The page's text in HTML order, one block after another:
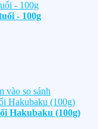
- 100g
vào so sánh
Hakubaku (100g)